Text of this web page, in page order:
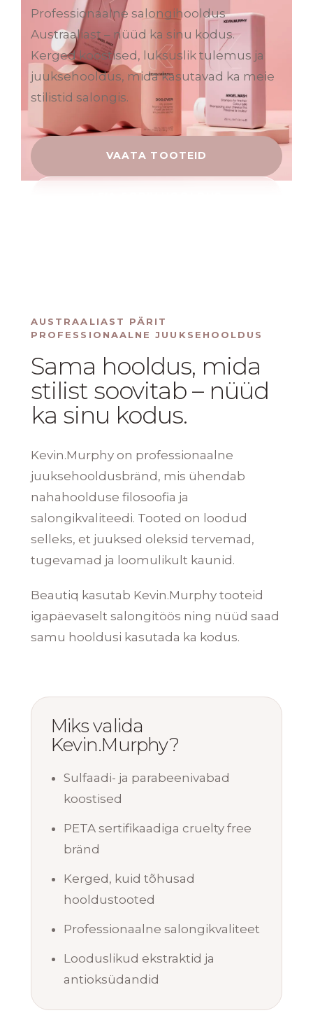
Professionaalne salongihooldus
Austraaliast – nüüd ka sinu kodus.
Kerged koostised, luksuslik tulemus ja
juuksehooldus, mida kasutavad ka meie
stilistid salongis.
VAATA TOOTEID
AUSTRAALIAST PÄRIT
PROFESSIONAALNE JUUKSEHOOLDUS
Sama hooldus, mida
stilist soovitab – nüüd
ka sinu kodus.
Kevin.Murphy on professionaalne
juuksehooldusbränd, mis ühendab
nahahoolduse filosoofia ja
salongikvaliteedi. Tooted on loodud
selleks, et juuksed oleksid tervemad,
tugevamad ja loomulikult kaunid.
Beautiq kasutab Kevin.Murphy tooteid
igapäevaselt salongitöös ning nüüd saad
samu hooldusi kasutada ka kodus.
Miks valida
Kevin.Murphy?
Sulfaadi- ja parabeenivabad
koostised
PETA sertifikaadiga cruelty free
bränd
Kerged, kuid tõhusad
hooldustooted
Professionaalne salongikvaliteet
Looduslikud ekstraktid ja
antioksüdandid